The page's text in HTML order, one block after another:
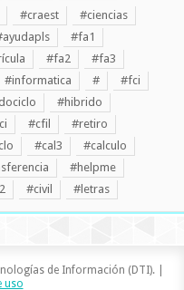
#craest
#ciencias
#fa1
#fa2
#fa3
#informatica #
#fci
#hibrido
#cfil
#retiro
#cal3
#calculo
#helpme
#civil #letras
de Información (DTI). |
uso